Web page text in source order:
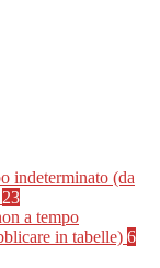
indeterminato (da
23
a tempo
in tabelle) 6